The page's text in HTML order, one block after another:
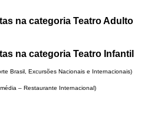
na categoria Teatro Adulto
na categoria Teatro Infantil
Brasil, Excursões Nacionais e Internacionais)
– Restaurante Internacional)